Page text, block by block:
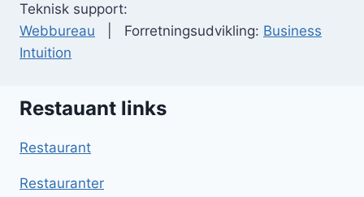
Teknisk support:
Webbureau | Forretningsudvikling: Business
Intuition
Restauant links
Restaurant
Restauranter